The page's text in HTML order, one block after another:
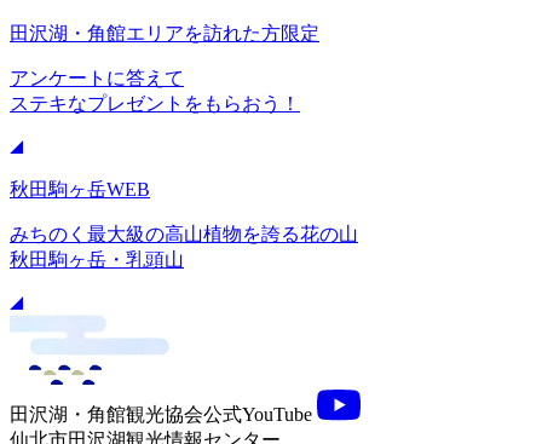
田沢湖・角館エリアを訪れた方限定
アンケートに答えて
ステキなプレゼントをもらおう！
秋田駒ヶ岳WEB
みちのく最大級の高山植物を誇る花の山
秋田駒ヶ岳・乳頭山
田沢湖・角館観光協会公式YouTube
仙北市田沢湖観光情報センター